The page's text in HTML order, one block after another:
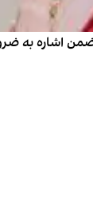
اشاره به